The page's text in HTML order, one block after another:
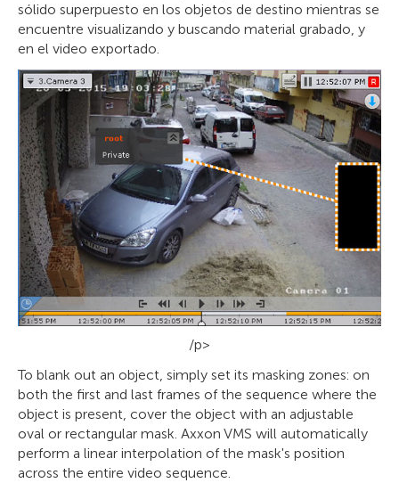
sólido superpuesto en los objetos de destino mientras se
encuentre visualizando y buscando material grabado, y
en el video exportado.
/p>
To blank out an object, simply set its masking zones: on
both the first and last frames of the sequence where the
object is present, cover the object with an adjustable
oval or rectangular mask. Axxon VMS will automatically
perform a linear interpolation of the mask's position
across the entire video sequence.